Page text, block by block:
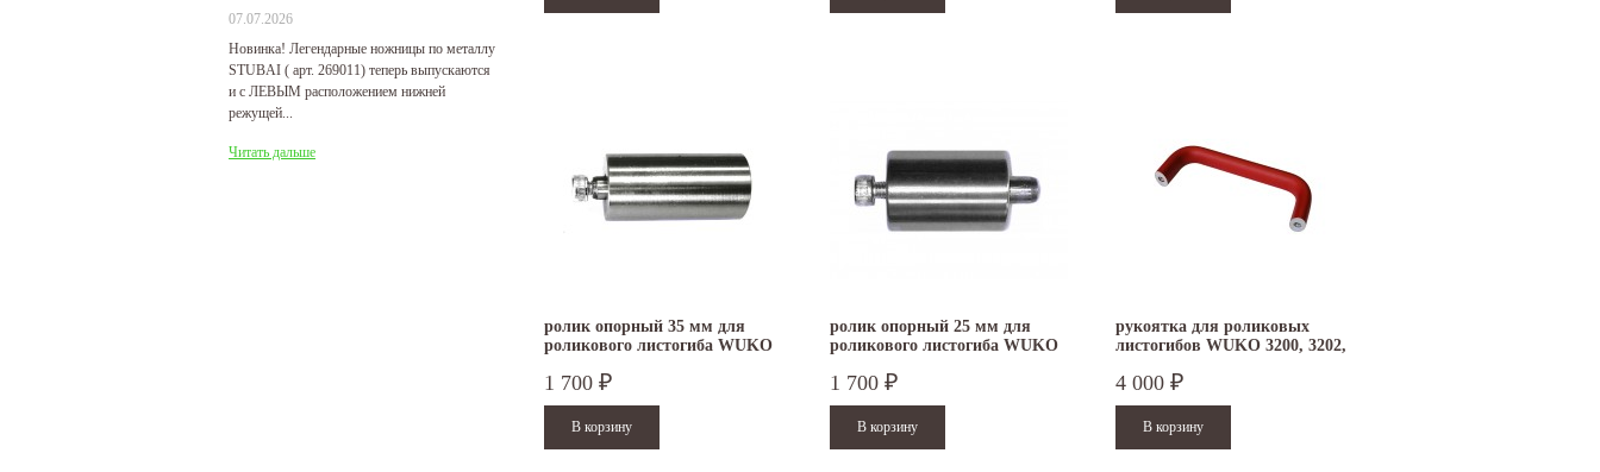
07.07.2026
Новинка! Легендарные ножницы по металлу
STUBAI ( арт. 269011) теперь выпускаются
и с ЛЕВЫМ расположением нижней
режущей...
Читать дальше Читать дальше
ролик опорный 35 мм для
роликового листогиба WUKO
1 700 ₽
ролик опорный 25 мм для
роликового листогиба WUKO
1 700 ₽
рукоятка для роликовых
листогибов WUKO 3200, 3202,
7350
4 000 ₽